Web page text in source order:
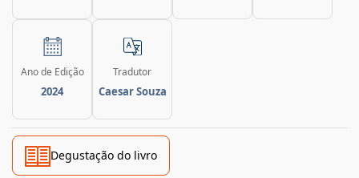
Ano de Edição
2024
Tradutor
Caesar Souza
Degustação do livro